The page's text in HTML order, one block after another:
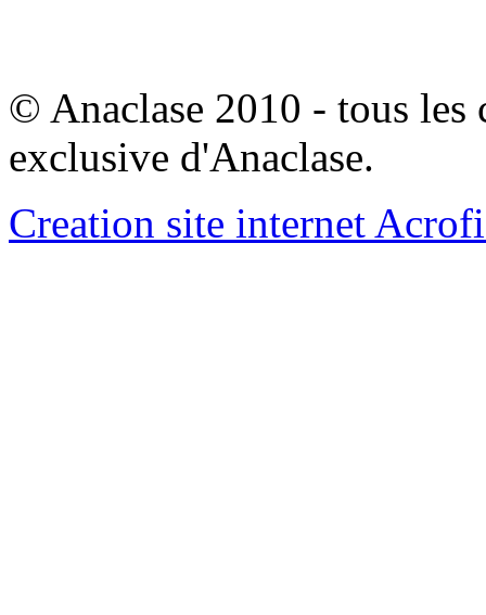
© Anaclase 2010 - tous les
exclusive d'Anaclase.
Creation site internet